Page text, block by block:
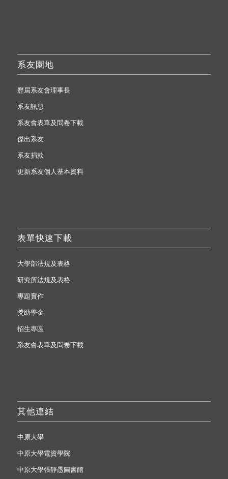
系友園地
歷屆系友會理事長
系友訊息
系友會表單及問卷下載
傑出系友
系友捐款
更新系友個人基本資料
表單快速下載
大學部法規及表格
研究所法規及表格
專題實作
獎助學金
招生專區
系友會表單及問卷下載
其他連結
中原大學
中原大學電資學院
中原大學張靜愚圖書館